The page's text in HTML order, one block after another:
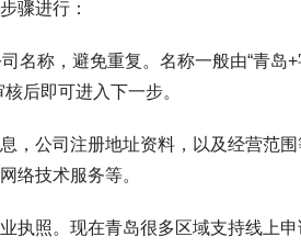
骤进行：
名称，避免重复。名称一般由“青岛
后即可进入下一步。
，公司注册地址资料，以及经营范围
络技术服务等。
执照。现在青岛很多区域支持线上